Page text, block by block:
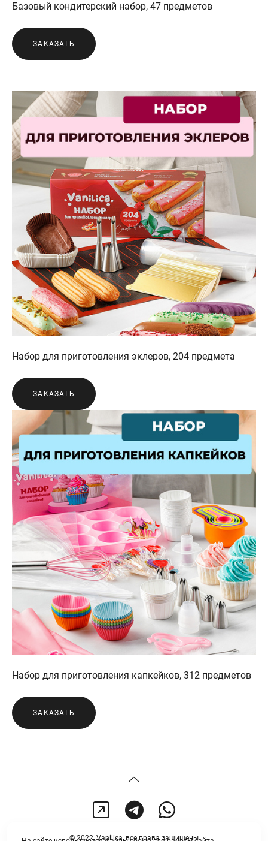
Базовый кондитерский набор, 47 предметов
ЗАКАЗАТЬ
Набор для приготовления эклеров, 204 предмета
ЗАКАЗАТЬ
Набор для приготовления капкейков, 312 предметов
ЗАКАЗАТЬ
© 2022, Vanilica, все права защищены